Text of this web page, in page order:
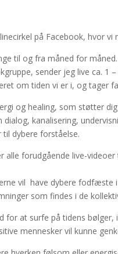
på Facebook, hvor vi
til og fra måned for måned.
sender jeg live ca. 1
om tiden vi er i, og tager
og healing, som støtter
dialog, kanalisering,
dybere forståelse.
alle forudgående live-
vil have dybere fodfæste
som findes i de
for at surfe på tidens
mennesker vil kunne